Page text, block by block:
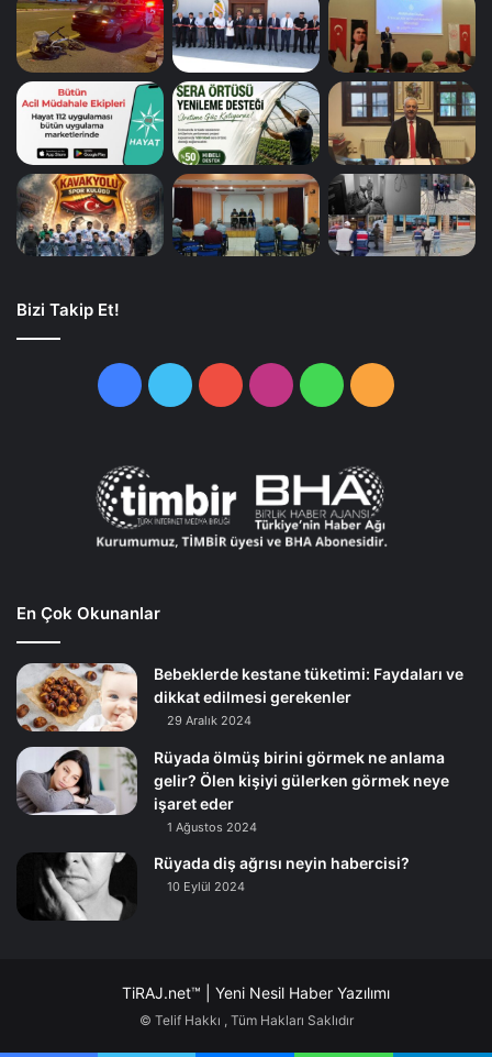
Bizi Takip Et!
FacebookTwitterYouTubeInstagramWhatsApp
RSS
En Çok Okunanlar
Bebeklerde kestane tüketimi: Faydaları ve
dikkat edilmesi gerekenler
29 Aralık 2024
Rüyada ölmüş birini görmek ne anlama
gelir? Ölen kişiyi gülerken görmek neye
işaret eder
1 Ağustos 2024
Rüyada diş ağrısı neyin habercisi?
10 Eylül 2024
TiRAJ.net™ | Yeni Nesil Haber Yazılımı
© Telif Hakkı , Tüm Hakları Saklıdır